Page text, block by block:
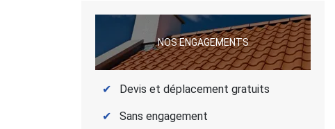
NOS ENGAGEMENTS
Devis et déplacement gratuits
Sans engagement